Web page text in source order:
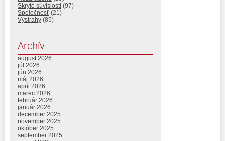
Skryté súvislosti (97)
Spoločnosť (21)
Výstrahy (85)
Archív
august 2026
júl 2026
jún 2026
máj 2026
apríl 2026
marec 2026
február 2026
január 2026
december 2025
november 2025
október 2025
september 2025